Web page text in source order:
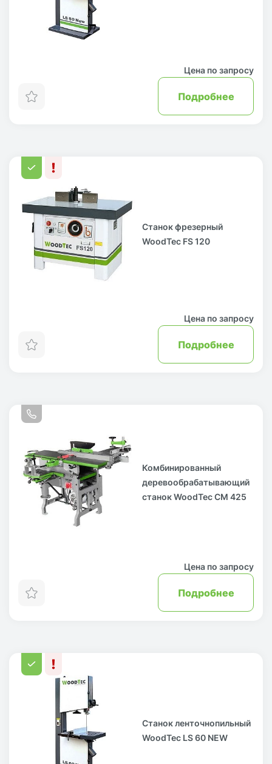
Цена по запросу
Подробнее
Станок фрезерный
WoodTec FS 120
Цена по запросу
Подробнее
Комбинированный
деревообрабатывающий
станок WoodTec CM 425
Цена по запросу
Подробнее
Станок ленточнопильный
WoodTec LS 60 NEW